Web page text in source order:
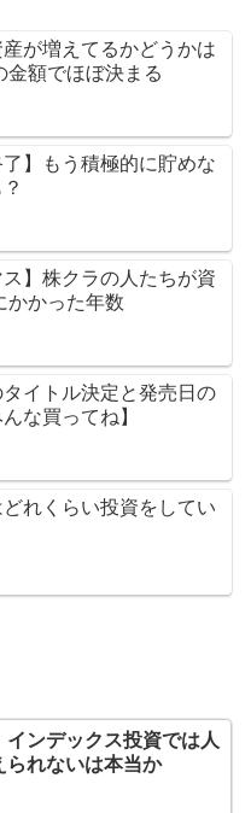
産が増えてるかどうかは
金額でほぼ決まる
了】もう積極的に貯めな
ス】株クラの人たちが資
かかった年数
タイトル決定と発売日の
な買ってね】
れくらい投資をしてい
インデックス投資では人
られないは本当か